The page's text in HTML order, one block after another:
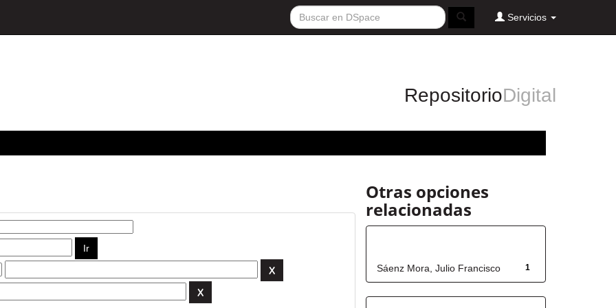
Servicios
RepositorioDigital
Otras opciones
relacionadas
1
Sáenz Mora, Julio Francisco